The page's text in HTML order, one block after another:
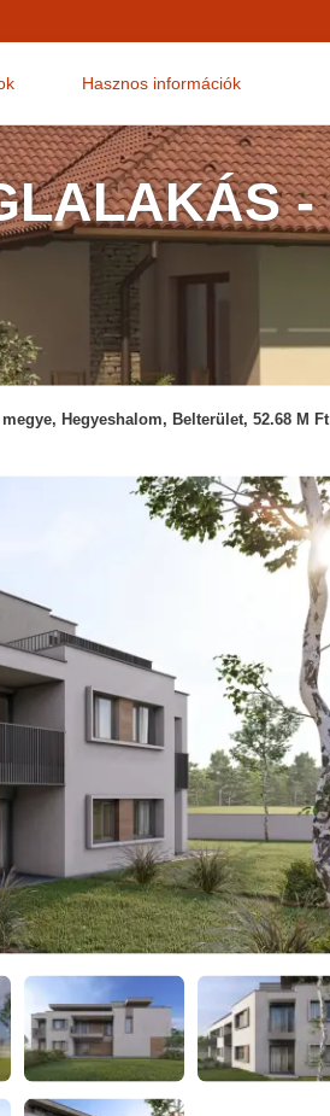
Hasznos információk
-
Hegyeshalom, Belterület, 52.68 M Ft